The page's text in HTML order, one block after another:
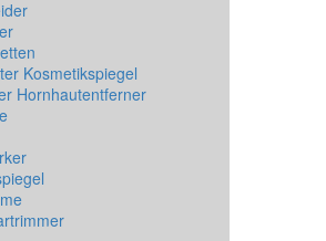
Kosmetikspiegel
Hornhautentferner